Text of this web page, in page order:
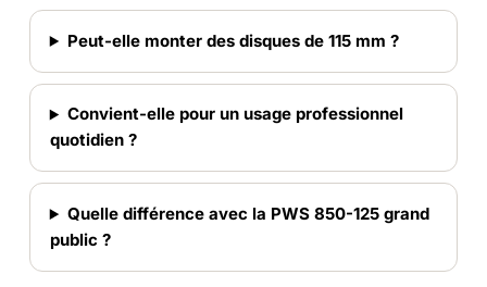
Peut-elle monter des disques de 115 mm ?
Convient-elle pour un usage professionnel
quotidien ?
Quelle différence avec la PWS 850-125 grand
public ?